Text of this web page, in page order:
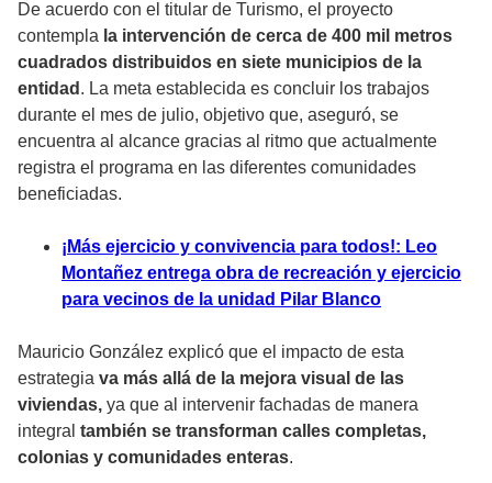
De acuerdo con el titular de Turismo, el proyecto
contempla la intervención de cerca de 400 mil metros
cuadrados distribuidos en siete municipios de la
entidad . La meta establecida es concluir los trabajos
durante el mes de julio, objetivo que, aseguró, se
encuentra al alcance gracias al ritmo que actualmente
registra el programa en las diferentes comunidades
beneficiadas.
¡Más ejercicio y convivencia para todos!: Leo
Montañez entrega obra de recreación y ejercicio
para vecinos de la unidad Pilar Blanco
Mauricio González explicó que el impacto de esta
estrategia va más allá de la mejora visual de las
viviendas, ya que al intervenir fachadas de manera
integral también se transforman calles completas,
colonias y comunidades enteras.